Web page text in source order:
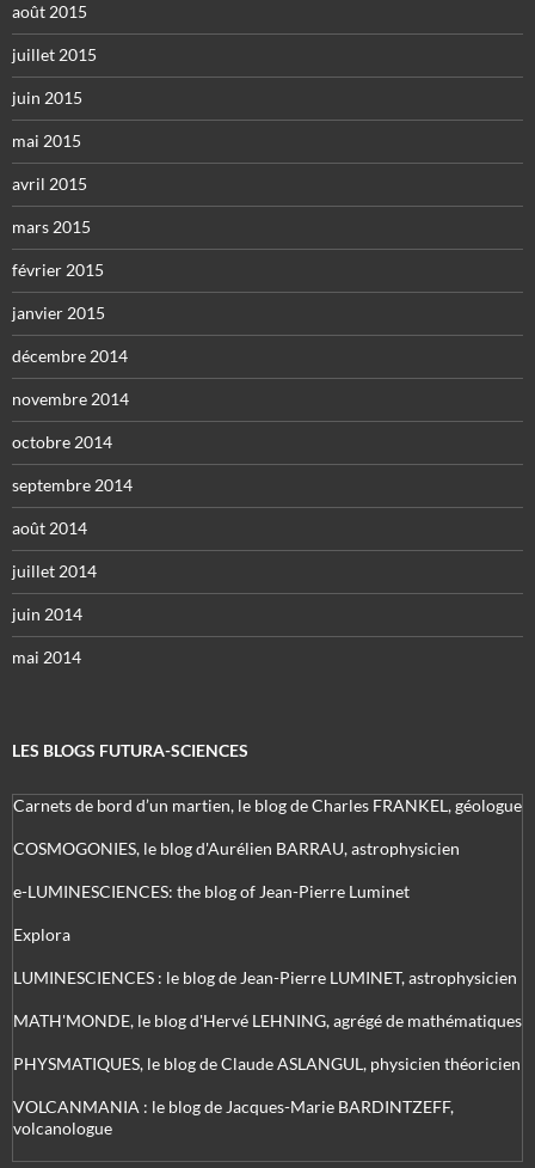
août 2015
juillet 2015
juin 2015
mai 2015
avril 2015
mars 2015
février 2015
janvier 2015
décembre 2014
novembre 2014
octobre 2014
septembre 2014
août 2014
juillet 2014
juin 2014
mai 2014
LES BLOGS FUTURA-SCIENCES
Carnets de bord d’un martien, le blog de Charles FRANKEL, géologue
COSMOGONIES, le blog d'Aurélien BARRAU, astrophysicien
e-LUMINESCIENCES: the blog of Jean-Pierre Luminet
Explora
LUMINESCIENCES : le blog de Jean-Pierre LUMINET, astrophysicien
MATH'MONDE, le blog d'Hervé LEHNING, agrégé de mathématiques
PHYSMATIQUES, le blog de Claude ASLANGUL, physicien théoricien
VOLCANMANIA : le blog de Jacques-Marie BARDINTZEFF,
volcanologue